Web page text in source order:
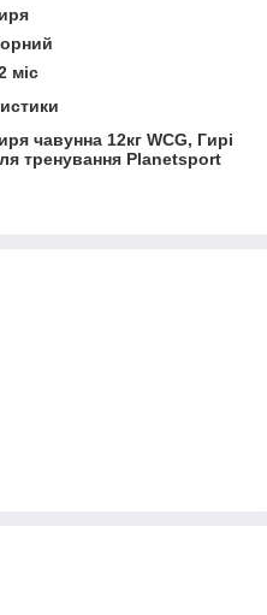
міс
чавунна 12кг WCG, Гирі
тренування Planetsport